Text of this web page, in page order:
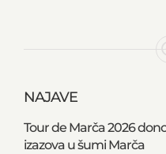
NAJAVE
Tour de Marča 2026
izazova u šumi Marča